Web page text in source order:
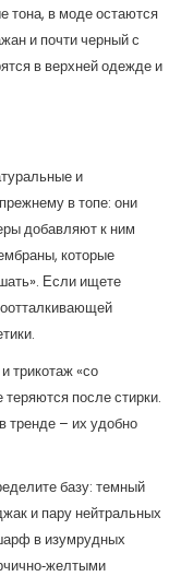
тона, в моде остаются
и почти черный с
в верхней одежде и
и
в топе: они
добавляют к ним
которые
Если ищете
трикотаж «со
после стирки.
тренде – их удобно
базу: темный
и пару нейтральных
в изумрудных